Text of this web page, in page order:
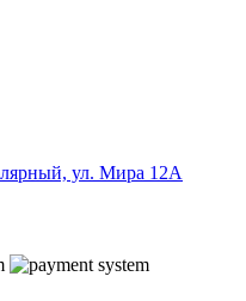
ул. Мира 12А